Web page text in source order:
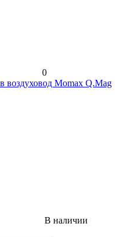
0
воздуховод Momax Q.Mag
В наличии